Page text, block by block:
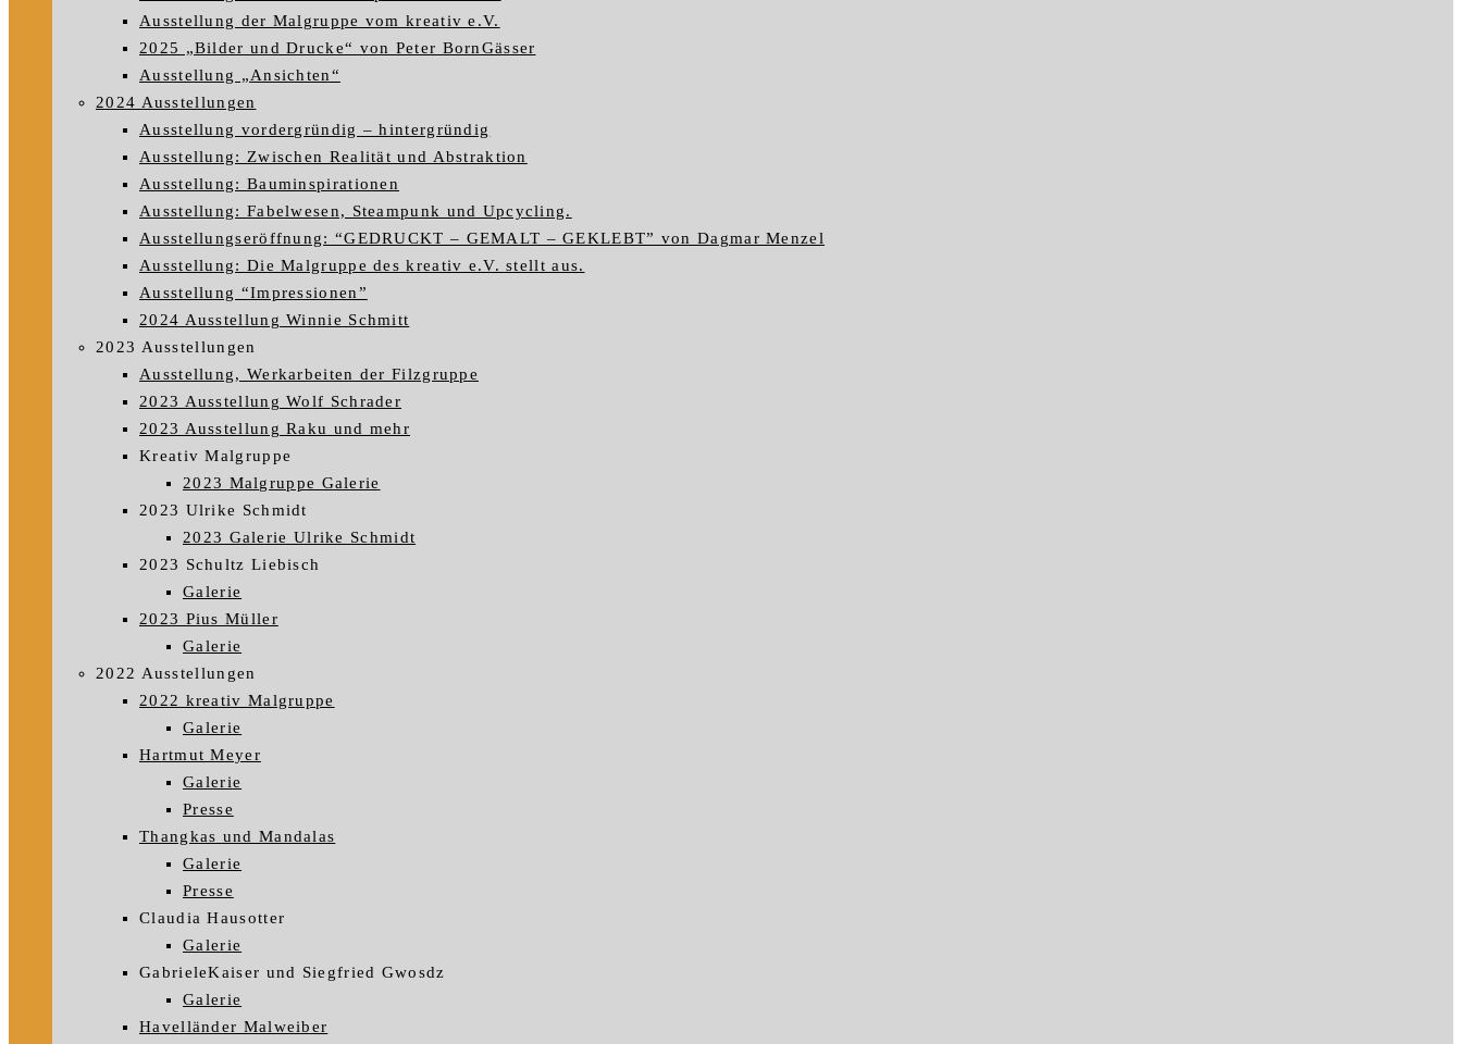
Ausstellung der Malgruppe vom kreativ e.V.
2025 „Bilder und Drucke“ von Peter BornGässer
Ausstellung „Ansichten“
2024 Ausstellungen
Ausstellung vordergründig – hintergründig
Ausstellung: Zwischen Realität und Abstraktion
Ausstellung: Bauminspirationen
Ausstellung: Fabelwesen, Steampunk und Upcycling.
Ausstellungseröffnung: “GEDRUCKT – GEMALT – GEKLEBT” von Dagmar Menzel
Ausstellung: Die Malgruppe des kreativ e.V. stellt aus.
Ausstellung “Impressionen”
2024 Ausstellung Winnie Schmitt
2023 Ausstellungen
Ausstellung, Werkarbeiten der Filzgruppe
2023 Ausstellung Wolf Schrader
2023 Ausstellung Raku und mehr
Kreativ Malgruppe
2023 Malgruppe Galerie
2023 Ulrike Schmidt
2023 Galerie Ulrike Schmidt
2023 Schultz Liebisch
Galerie
2023 Pius Müller
Galerie
2022 Ausstellungen
2022 kreativ Malgruppe
Galerie
Hartmut Meyer
Galerie
Presse
Thangkas und Mandalas
Galerie
Presse
Claudia Hausotter
Galerie
GabrieleKaiser und Siegfried Gwosdz
Galerie
Havelländer Malweiber